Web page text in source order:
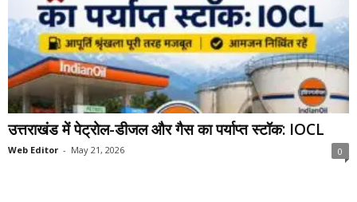
उत्तराखंड में पेट्रोल-डीजल और गैस का पर्याप्त स्टॉक: IOCL
Web Editor - May 21, 2026 0